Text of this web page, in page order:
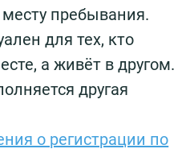
пребывания.
для тех, кто
а живёт в другом.
другая
о регистрации по